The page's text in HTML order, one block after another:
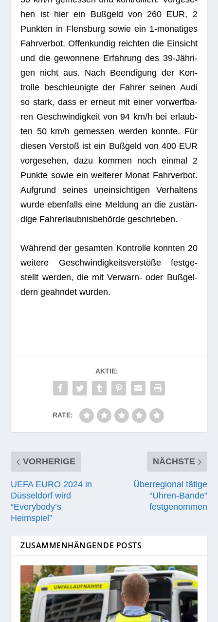
hen ist hier ein Buß­geld von 260 EUR, 2
Punk­ten in Flens­burg sowie ein 1‑monatiges
Fahr­ver­bot. Offen­kun­dig reich­ten die Ein­sicht
und die gewon­nene Erfah­rung des 39-Jäh­ri­
gen nicht aus. Nach Been­di­gung der Kon­
trolle beschleu­nigte der Fah­rer sei­nen Audi
so stark, dass er erneut mit einer vor­werf­ba­
ren Geschwin­dig­keit von 94 km/h bei erlaub­
ten 50 km/h gemes­sen wer­den konnte. Für
die­sen Ver­stoß ist ein Buß­geld von 400 EUR
vor­ge­se­hen, dazu kom­men noch ein­mal 2
Punkte sowie ein wei­te­rer Monat Fahr­ver­bot.
Auf­grund sei­nes unein­sich­ti­gen Ver­hal­tens
wurde eben­falls eine Mel­dung an die zustän­
dige Fahr­erlaub­nis­be­hörde geschrieben.
Wäh­rend der gesam­ten Kon­trolle konn­ten 20
wei­tere Geschwin­dig­keits­ver­stöße fest­ge­
stellt wer­den, die mit Ver­warn- oder Buß­gel­
dern geahn­det wurden.
AKTIE:
RATE:
VORHERIGE
UEFA EURO 2024 in
Düsseldorf wird
“Everybody’s
Heimspiel”
NÄCHSTE
Überregional tätige
“Uhren-Bande”
festgenommen
ZUSAMMENHÄNGENDE POSTS